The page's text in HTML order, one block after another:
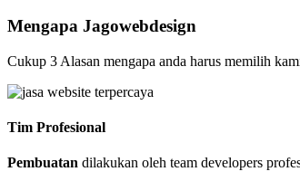
Mengapa Jagowebdesign
Cukup 3 Alasan mengapa anda harus memilih
Tim Profesional
Pembuatan dilakukan oleh team developers